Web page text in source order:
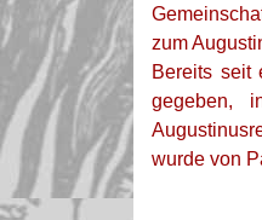
zum
Bereits seit
gegeben,
wurde von